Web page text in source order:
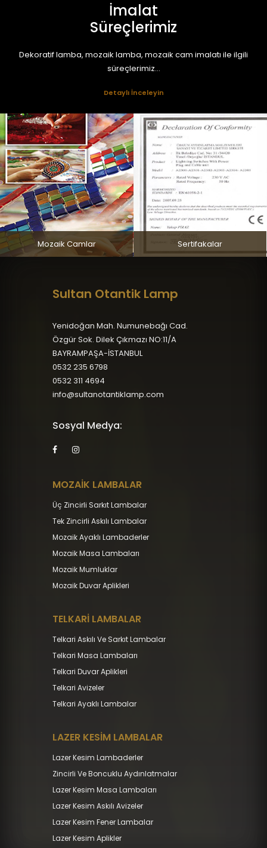
İmalat
Süreçlerimiz
Dekoratif lamba, mozaik lamba, mozaik cam imalatı ile ilgili
süreçlerimiz...
Detaylı İnceleyin
Mozaik Camlar Sertifakalar
Sultan Otantik Lamp
Yenidoğan Mah. Numunebağı Cad.
Özgür Sok. Dilek Çıkmazı NO:11/A
BAYRAMPAŞA-İSTANBUL
0532 235 6798
0532 311 4694
info@sultanotantiklamp.com
Sosyal Medya:
MOZAİK LAMBALAR
Üç Zincirli Sarkıt Lambalar
Tek Zincirli Askılı Lambalar
Mozaik Ayaklı Lambaderler
Mozaik Masa Lambaları
Mozaik Mumluklar
Mozaik Duvar Aplikleri
TELKARİ LAMBALAR
Telkari Askılı Ve Sarkıt Lambalar
Telkari Masa Lambaları
Telkari Duvar Aplikleri
Telkari Avizeler
Telkari Ayaklı Lambalar
LAZER KESİM LAMBALAR
Lazer Kesim Lambaderler
Zincirli Ve Boncuklu Aydınlatmalar
Lazer Kesim Masa Lambaları
Lazer Kesim Askılı Avizeler
Lazer Kesim Fener Lambalar
Lazer Kesim Aplikler